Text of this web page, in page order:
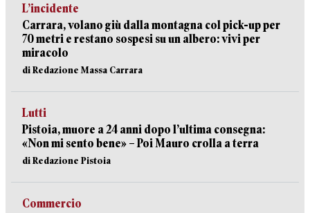
L’incidente
Carrara, volano giù dalla montagna col pick-up per
70 metri e restano sospesi su un albero: vivi per
miracolo
di Redazione Massa Carrara
Lutti
Pistoia, muore a 24 anni dopo l’ultima consegna:
«Non mi sento bene» – Poi Mauro crolla a terra
di Redazione Pistoia
Commercio